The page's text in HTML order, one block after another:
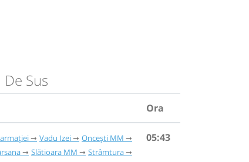
Sus
Ora
Vadu Izei
Oncești MM
Slătioara MM
Strâmtura
05:43